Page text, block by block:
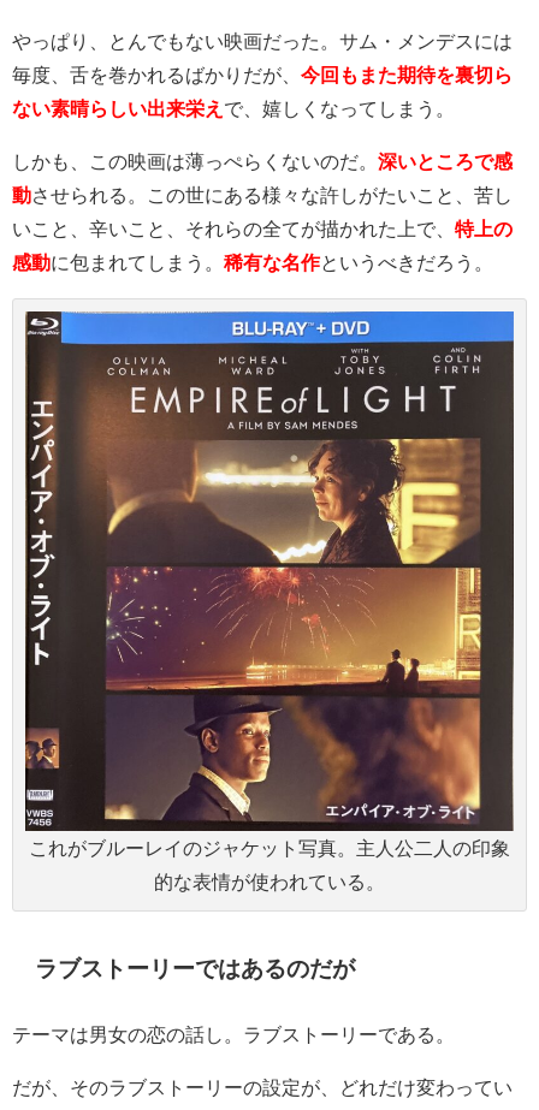
やっぱり、とんでもない映画だった。サム・メンデスには
毎度、舌を巻かれるばかりだが、 今回もまた期待を裏切ら
ない素晴らしい出来栄え で、嬉しくなってしまう。
しかも、この映画は薄っぺらくないのだ。 深いところで感
動させられる。この世にある様々な許しがたいこと、苦し
いこと、辛いこと、それらの全てが描かれた上で、 特上の
感動に包まれてしまう。 稀有な名作というべきだろう。
これがブルーレイのジャケット写真。主人公二人の印象
的な表情が使われている。
ラブストーリーではあるのだが
テーマは男女の恋の話し。ラブストーリーである。
だが、そのラブストーリーの設定が、どれだけ変わってい